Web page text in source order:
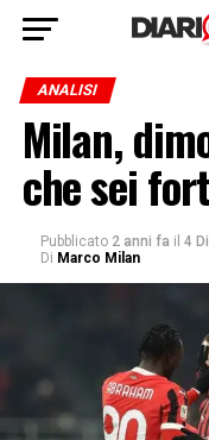
ANALISI
Milan,
che sei
Pubblicato 2 anni fa il 4
Di Marco Milan